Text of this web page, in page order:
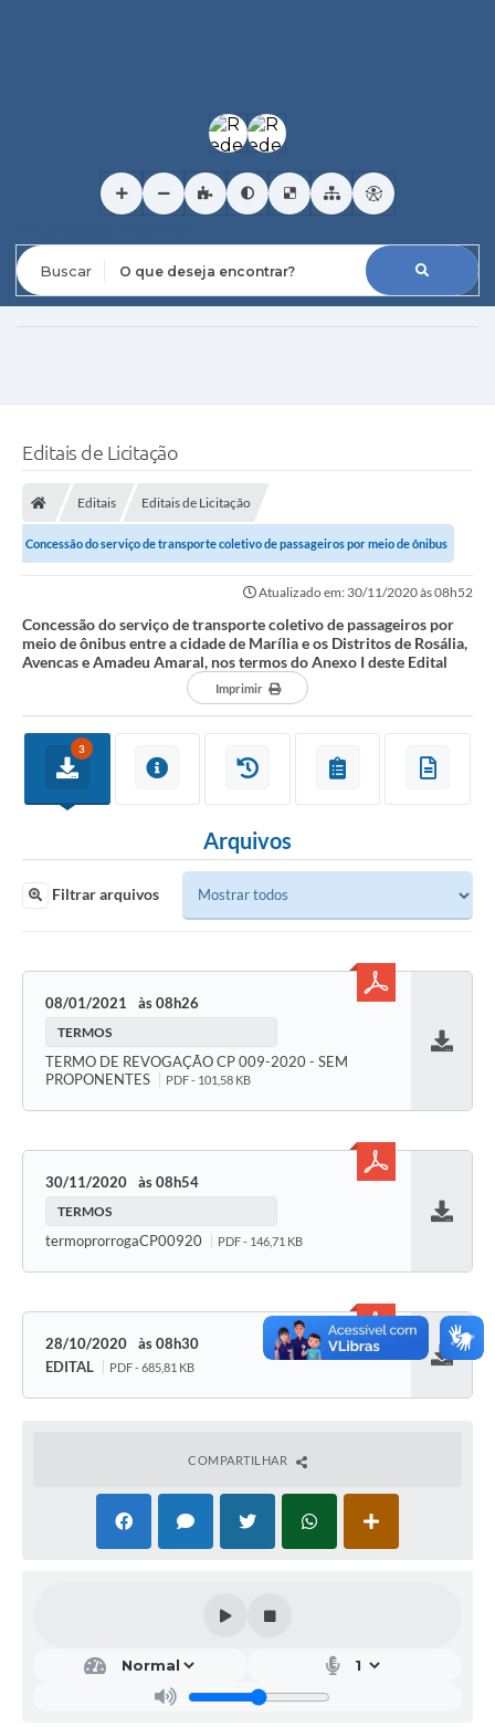
Editais de Licitação
Editais Editais de Licitação
Concessão do serviço de transporte coletivo de passageiros por meio de ônibus
Atualizado em: 30/11/2020 às 08h52
Concessão do serviço de transporte coletivo de passageiros por
meio de ônibus entre a cidade de Marília e os Distritos de Rosália,
Avencas e Amadeu Amaral, nos termos do Anexo I deste Edital
Imprimir
3
Arquivos
Filtrar arquivos
08/01/2021 08h26
TERMOS
TERMO DE REVOGAÇÃO CP 009-2020 - SEM
PROPONENTES
PDF - 101,58 KB
30/11/2020 08h54
TERMOS
termoprorrogaCP00920 PDF - 146,71 KB
28/10/2020
08h30
EDITAL
PDF - 685,81 KB
COMPARTILHAR